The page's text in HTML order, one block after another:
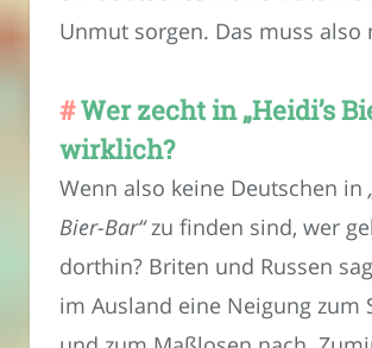
Unmut sorgen. Das muss also
Wer zecht in „Heidi’s
wirklich?
Wenn also keine Deutschen in
Bier-Bar“zu finden sind, wer
dorthin? Briten und Russen
im Ausland eine Neigung zum